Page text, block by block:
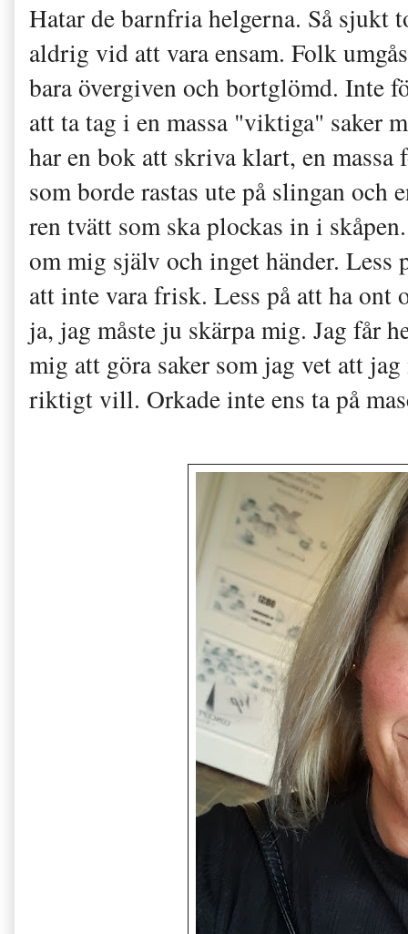
Hatar de barnfria helgerna. Så sjukt
aldrig vid att vara ensam. Folk
bara övergiven och bortglömd. Inte
att ta tag i en massa "viktiga" saker
har en bok att skriva klart, en massa
som borde rastas ute på slingan och
ren tvätt som ska plockas in i
om mig själv och inget händer. Less
att inte vara frisk. Less på att ha ont
ja, jag måste ju skärpa mig. Jag får
mig att göra saker som jag vet att
riktigt vill. Orkade inte ens ta på